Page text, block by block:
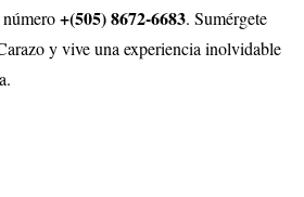
+(505) 8672-6683. Sumérgete
y vive una experiencia inolvidable